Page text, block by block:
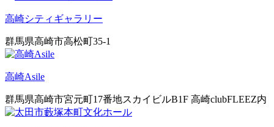
高崎シティギャラリー
群馬県高崎市高松町35-1
高崎Asile
群馬県高崎市宮元町17番地スカイビルB1F 高崎clubFLEEZ内